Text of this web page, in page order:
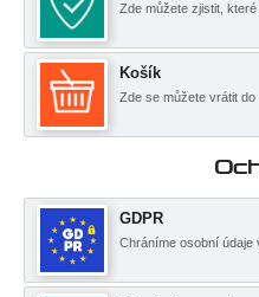
Zde můžete zjistit,
Košík
Zde se můžete vrátit do
GDPR
Chráníme osobní údaje